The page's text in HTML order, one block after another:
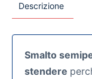
Descrizione
Smalto
stendere